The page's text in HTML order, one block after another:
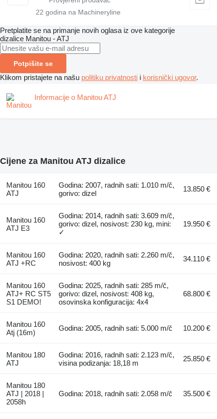
22 godina na Machineryline
Pretplatite se na primanje novih oglasa iz ove kategorije
dizalice Manitou - ATJ
Potpišite se
Klikom pristajete na našu politiku privatnosti i korisnički ugovor.
Informacije o Manitou ATJ
Cijene za Manitou ATJ dizalice
Manitou 160
ATJ
Godina: 2007, radnih sati: 1.010 m/č,
gorivo: dizel
13.850 €
Manitou 160
ATJ E3
Godina: 2014, radnih sati: 3.609 m/č,
gorivo: dizel, nosivost: 230 kg, mini:
✓
19.950 €
Manitou 160
ATJ +RC
Godina: 2020, radnih sati: 2.260 m/č,
nosivost: 400 kg
34.110 €
Manitou 160
ATJ+ RC ST5
S1 DEMO!
Godina: 2025, radnih sati: 285 m/č,
gorivo: dizel, nosivost: 408 kg,
osovinska konfiguracija: 4x4
68.800 €
Manitou 160
Atj (16m)
Godina: 2005, radnih sati: 5.000 m/č 10.200 €
Manitou 180
ATJ
Godina: 2016, radnih sati: 2.123 m/č,
visina podizanja: 18,18 m
25.850 €
Manitou 180
ATJ | 2018 |
2058h
Godina: 2018, radnih sati: 2.058 m/č 35.500 €